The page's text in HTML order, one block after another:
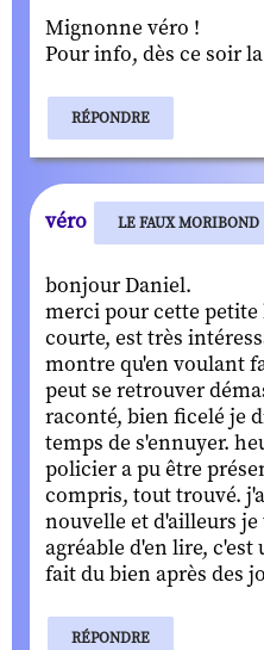
Mignonne véro !
Pour info, dès ce soir
RÉPONDRE
véro LE FAUX MORIBOND
bonjour Daniel.
merci pour cette
courte, est très
montre qu'en voulant
peut se retrouver
raconté, bien ficelé je
temps de s'ennuyer.
policier a pu être
compris, tout trouvé.
nouvelle et d'ailleurs je
agréable d'en lire,
fait du bien après des
RÉPONDRE